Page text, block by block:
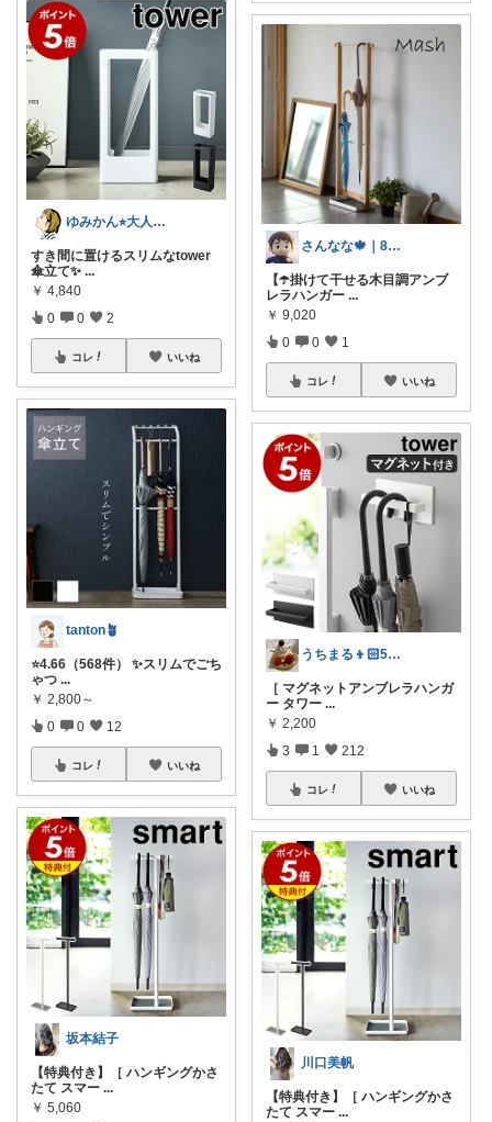
ゆみかん⭐︎大人の暮らし研究室
すき間に置けるスリムなtower
傘立て✨ ...
￥ 4,840
0 0 2
コレ いいね
tanton🪴
⭐4.66（568件） ✨スリムでごち
ゃつ ...
￥ 2,800～
0 0 12
コレ いいね
坂本結子
【特典付き】［ ハンギングかさ
たて スマー ...
￥ 5,060
さんなな🍁｜8月朝コレチャレンジ🌞
【☂️掛けて干せる木目調アンブ
レラハンガー ...
￥ 9,020
0 0 1
コレ いいね
うちまる👦🏻5歳ママ♡
［ マグネットアンブレラハンガ
ー タワー ...
￥ 2,200
3 1 212
コレ いいね
川口美帆
【特典付き】［ ハンギングかさ
たて スマー ...